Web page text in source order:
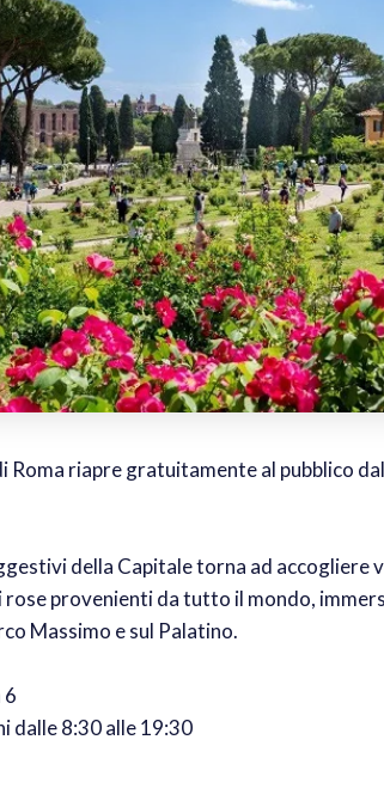
Roma riapre gratuitamente al pubblico
della Capitale torna ad accogliere
provenienti da tutto il mondo,
Massimo e sul Palatino.
6
dalle 8:30 alle 19:30